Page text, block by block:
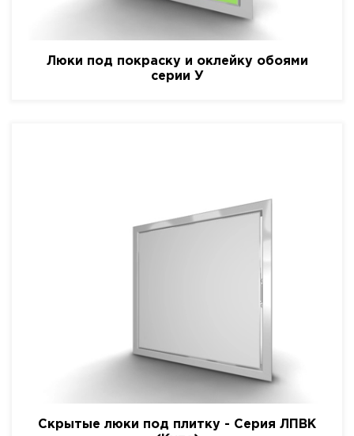
Люки под покраску и оклейку обоями
серии У
Скрытые люки под плитку - Серия ЛПВК